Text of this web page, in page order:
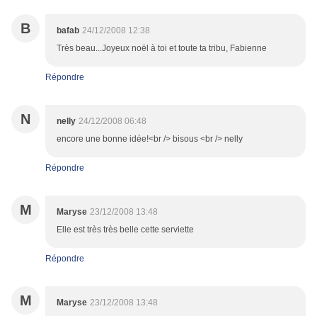
B bafab 24/12/2008 12:38
Très beau...Joyeux noël à toi et toute ta tribu, Fabienne
Répondre
N nelly 24/12/2008 06:48
encore une bonne idée!<br /> bisous <br /> nelly
Répondre
M Maryse 23/12/2008 13:48
Elle est très très belle cette serviette
Répondre
M Maryse 23/12/2008 13:48